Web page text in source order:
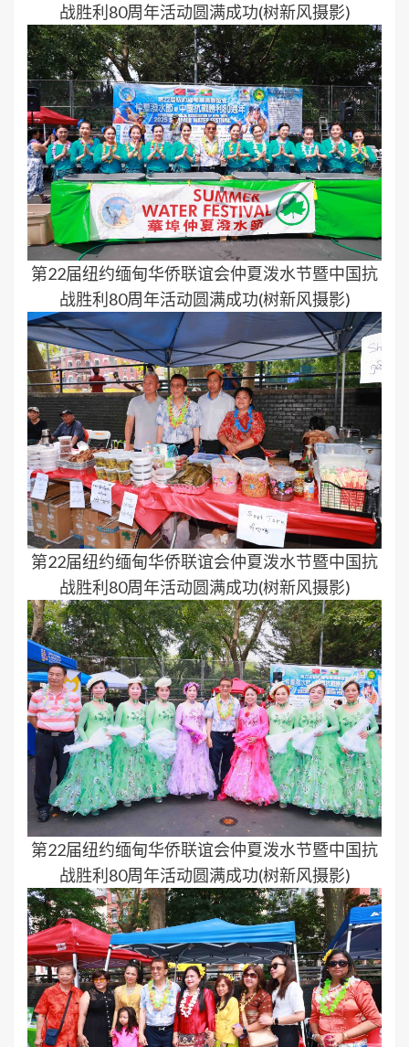
战胜利80周年活动圆满成功(树新风摄影)
第22届纽约缅甸华侨联谊会仲夏泼水节暨中国抗
战胜利80周年活动圆满成功(树新风摄影)
第22届纽约缅甸华侨联谊会仲夏泼水节暨中国抗
战胜利80周年活动圆满成功(树新风摄影)
第22届纽约缅甸华侨联谊会仲夏泼水节暨中国抗
战胜利80周年活动圆满成功(树新风摄影)